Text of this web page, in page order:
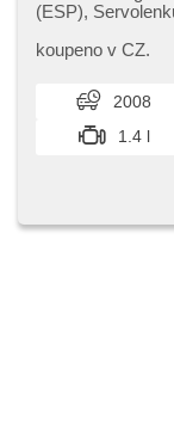
(ESP),
koupeno v CZ.
2008
1.4 l